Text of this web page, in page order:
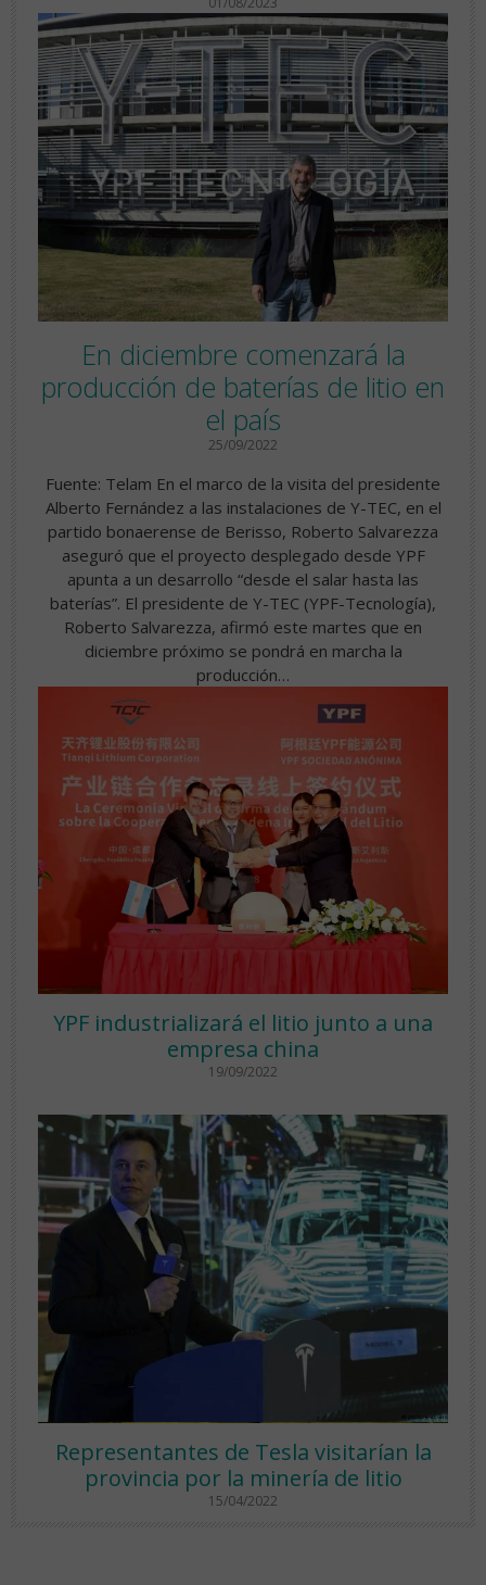
En diciembre comenzará la
producción de baterías de litio en
el país
25/09/2022
Fuente: Telam En el marco de la visita del presidente
Alberto Fernández a las instalaciones de Y-TEC, en el
partido bonaerense de Berisso, Roberto Salvarezza
aseguró que el proyecto desplegado desde YPF
apunta a un desarrollo “desde el salar hasta las
baterías”. El presidente de Y-TEC (YPF-Tecnología),
Roberto Salvarezza, afirmó este martes que en
diciembre próximo se pondrá en marcha la
producción…
YPF industrializará el litio junto a una
empresa china
19/09/2022
Representantes de Tesla visitarían la
provincia por la minería de litio
15/04/2022